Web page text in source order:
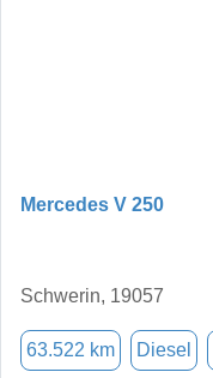
Mercedes V 250
Schwerin, 19057
63.522 km Diesel